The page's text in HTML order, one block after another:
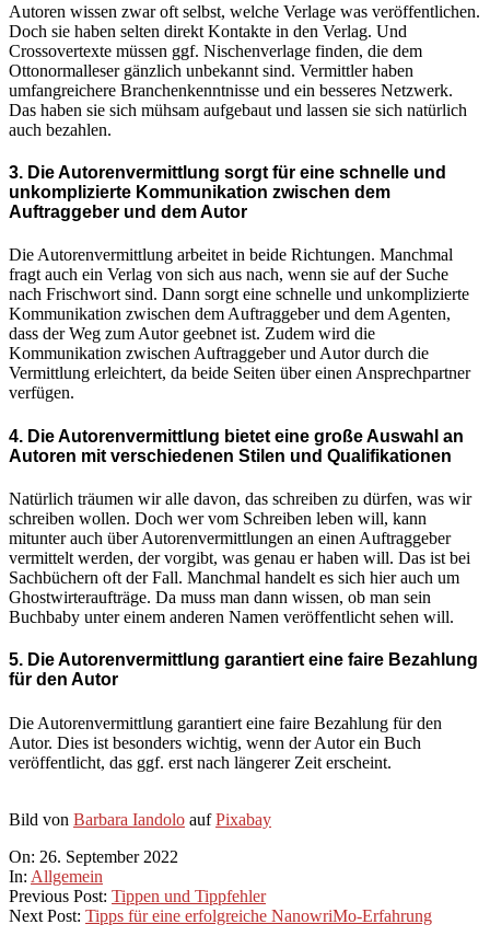
Autoren wissen zwar oft selbst, welche Verlage was veröffentlichen.
Doch sie haben selten direkt Kontakte in den Verlag. Und
Crossovertexte müssen ggf. Nischenverlage finden, die dem
Ottonormalleser gänzlich unbekannt sind. Vermittler haben
umfangreichere Branchenkenntnisse und ein besseres Netzwerk.
Das haben sie sich mühsam aufgebaut und lassen sie sich natürlich
auch bezahlen.
3. Die Autorenvermittlung sorgt für eine schnelle und
unkomplizierte Kommunikation zwischen dem
Auftraggeber und dem Autor
Die Autorenvermittlung arbeitet in beide Richtungen. Manchmal
fragt auch ein Verlag von sich aus nach, wenn sie auf der Suche
nach Frischwort sind. Dann sorgt eine schnelle und unkomplizierte
Kommunikation zwischen dem Auftraggeber und dem Agenten,
dass der Weg zum Autor geebnet ist. Zudem wird die
Kommunikation zwischen Auftraggeber und Autor durch die
Vermittlung erleichtert, da beide Seiten über einen Ansprechpartner
verfügen.
4. Die Autorenvermittlung bietet eine große Auswahl an
Autoren mit verschiedenen Stilen und Qualifikationen
Natürlich träumen wir alle davon, das schreiben zu dürfen, was wir
schreiben wollen. Doch wer vom Schreiben leben will, kann
mitunter auch über Autorenvermittlungen an einen Auftraggeber
vermittelt werden, der vorgibt, was genau er haben will. Das ist bei
Sachbüchern oft der Fall. Manchmal handelt es sich hier auch um
Ghostwirteraufträge. Da muss man dann wissen, ob man sein
Buchbaby unter einem anderen Namen veröffentlicht sehen will.
5. Die Autorenvermittlung garantiert eine faire Bezahlung
für den Autor
Die Autorenvermittlung garantiert eine faire Bezahlung für den
Autor. Dies ist besonders wichtig, wenn der Autor ein Buch
veröffentlicht, das ggf. erst nach längerer Zeit erscheint.
Bild von Barbara Iandolo aufPixabay
2022-
09-
26
On: 26. September 2022
In: Allgemein
Previous Post: Tippen und Tippfehler
Next Post: Tipps für eine erfolgreiche NanowriMo-Erfahrung